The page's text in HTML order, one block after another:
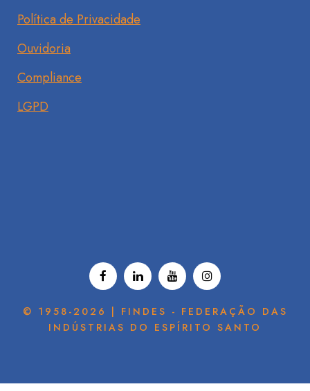
Política de Privacidade
Ouvidoria
Compliance
LGPD
© 1958-2026 | FINDES - FEDERAÇÃO DAS
INDÚSTRIAS DO ESPÍRITO SANTO